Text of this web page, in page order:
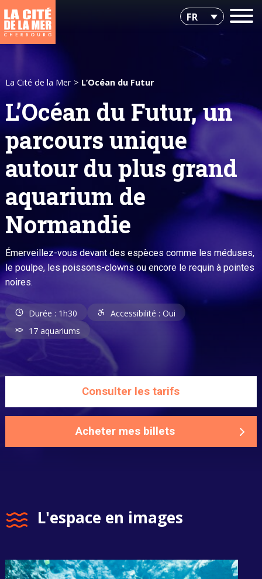
FR
La Cité de la Mer> L’Océan du Futur
L’Océan du Futur, un
parcours unique
autour du plus grand
aquarium de
Normandie
Émerveillez-vous devant des espèces comme les méduses,
le poulpe, les poissons-clowns ou encore le requin à pointes
noires.
Durée : 1h30
Accessibilité : Oui
17 aquariums
Consulter les tarifs
Acheter mes billets
L'espace en images